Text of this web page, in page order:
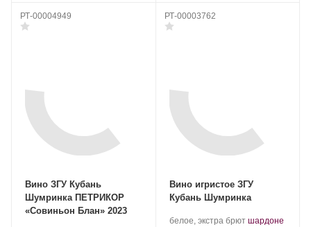
РТ-00004949
Вино ЗГУ Кубань
Шумринка ПЕТРИКОР
«Совиньон Блан» 2023
РТ-00003762
Вино игристое ЗГУ
Кубань Шумринка
Производитель:
белое, экстра брют .шардоне.